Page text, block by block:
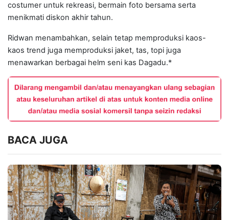
costumer untuk rekreasi, bermain foto bersama serta
menikmati diskon akhir tahun.
Ridwan menambahkan, selain tetap memproduksi kaos-
kaos trend juga memproduksi jaket, tas, topi juga
menawarkan berbagai helm seni kas Dagadu.*
BACA JUGA